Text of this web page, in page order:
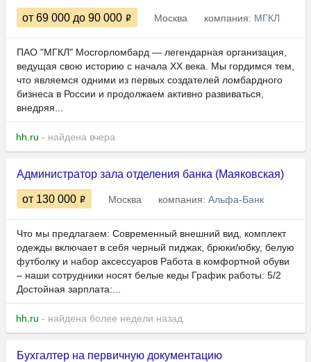
от 69 000 до 90 000 Москва компания: МГКЛ
ПАО "МГКЛ" Мосгорломбард — легендарная организация,
ведущая свою историю с начала XX века. Мы гордимся тем,
что являемся одними из первых создателей ломбардного
бизнеса в России и продолжаем активно развиваться,
внедряя...
hh.ru - найдена вчера
Администратор зала отделения банка (Маяковская)
от 130 000 Москва компания: Альфа-Банк
Что мы предлагаем: Современный внешний вид, комплект
одежды включает в себя черный пиджак, брюки/юбку, белую
футболку и набор аксессуаров Работа в комфортной обуви
– наши сотрудники носят белые кеды График работы: 5/2
Достойная зарплата:...
hh.ru - найдена более недели назад
Бухгалтер на первичную документацию